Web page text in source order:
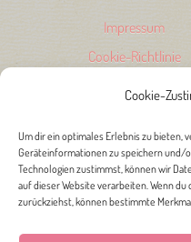
Cookie-
Um dir ein optimales Erlebnis zu bieten,
Geräteinformationen zu speichern und/
Technologien zustimmst, können wir
auf dieser Website verarbeiten. Wenn
zurückziehst, können bestimmte
Impressum
Cookie-Richtlinie